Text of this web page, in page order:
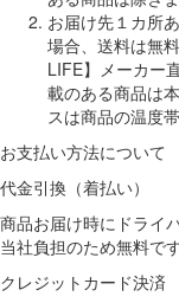
お届け先１カ所
場合、送料は無
LIFE】メーカー
載のある商品は
スは商品の温度
お支払い方法について
代金引換（着払い）
商品お届け時にドライ
当社負担のため無料です
クレジットカード決済